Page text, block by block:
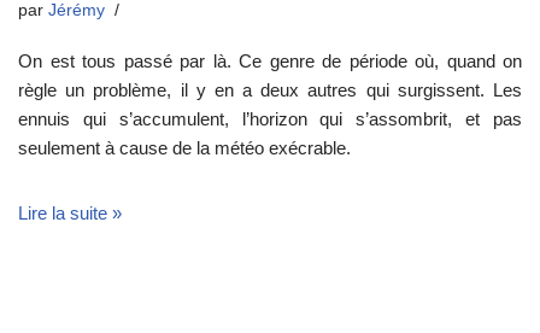
par Jérémy
On est tous passé par là. Ce genre de période où, quand on
règle un problème, il y en a deux autres qui surgissent. Les
ennuis qui s’accumulent, l’horizon qui s’assombrit, et pas
seulement à cause de la météo exécrable.
Lire la suite »